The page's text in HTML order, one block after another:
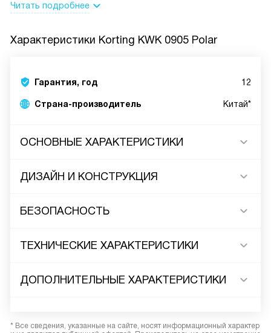
Читать подробнее
Характеристики Korting KWK 0905 Polar
Гарантия, год 12
Страна-производитель Китай*
ОСНОВНЫЕ ХАРАКТЕРИСТИКИ
ДИЗАЙН И КОНСТРУКЦИЯ
БЕЗОПАСНОСТЬ
ТЕХНИЧЕСКИЕ ХАРАКТЕРИСТИКИ
ДОПОЛНИТЕЛЬНЫЕ ХАРАКТЕРИСТИКИ
* Все сведения, указанные на сайте, носят информационный характер